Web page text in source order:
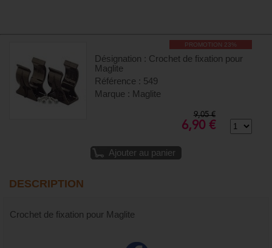
PROMOTION 23%
Désignation : Crochet de fixation pour
Maglite
Référence : 549
Marque : Maglite
9,05 €
6,90 €
Ajouter au panier
DESCRIPTION
Crochet de fixation pour Maglite